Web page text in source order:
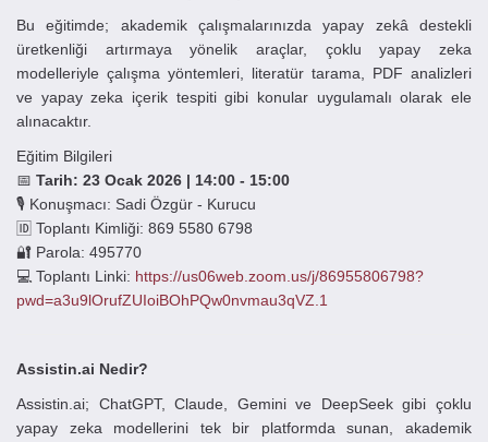
Bu eğitimde; akademik çalışmalarınızda yapay zekâ destekli
üretkenliği artırmaya yönelik araçlar, çoklu yapay zeka
modelleriyle çalışma yöntemleri, literatür tarama, PDF analizleri
ve yapay zeka içerik tespiti gibi konular uygulamalı olarak ele
alınacaktır.
Eğitim Bilgileri
📅 Tarih: 23 Ocak 2026 | 14:00 - 15:00
🎙 Konuşmacı: Sadi Özgür - Kurucu
🆔 Toplantı Kimliği: 869 5580 6798
🔐 Parola: 495770
💻 Toplantı Linki: https://us06web.zoom.us/j/86955806798?
pwd=a3u9lOrufZUIoiBOhPQw0nvmau3qVZ.1
Assistin.ai Nedir?
Assistin.ai; ChatGPT, Claude, Gemini ve DeepSeek gibi çoklu
yapay zeka modellerini tek bir platformda sunan, akademik